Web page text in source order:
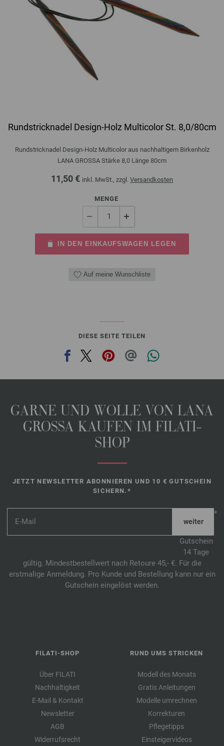
Rundstricknadel Design-Holz Multicolor St. 8,0/80cm
Rundstricknadel Design-Holz Multicolor aus nachhaltigem Birkenholz
LANA GROSSA Stärke 8,0 Länge 80cm
11,50 € inkl. MwSt., zzgl. Versandkosten
MENGE
IN DEN EINKAUFSWAGEN LEGEN
Auf meine Wunschliste
DIESE SEITE TEILEN
GARNE UND WOLLE VON LANA
GROSSA KAUFEN IM FILATI-
SHOP
JETZT NEWSLETTER ABONNIEREN UND 10 € GUTSCHEIN
SICHERN.*
*
Gutschein
14 Tage
gültig. Mindestbestellwert nach Retoure 45,- €. Für die
erstmalige Anmeldung. Pro Kunde und Bestellung kann nur ein
Gutschein eingelöst werden.
FILATI-SHOP
Über FILATI
Nachhaltigkeit
E-Mail & Kontakt
Newsletter
AGB
Widerrufsrecht
RUND UMS STRICKEN
Modell des Monats
Gratis Anleitungen
Modelle umrechnen
Korrekturen
Pflegetipps
Einsteigervideos